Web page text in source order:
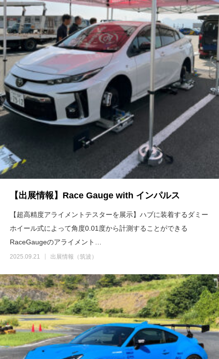
【出展情報】Race Gauge with インパルス
【超高精度アライメントテスターを展示】ハブに装着するダミー
ホイール式によって角度0.01度から計測することができる
RaceGaugeのアライメント…
2025.09.21 出展情報（筑波）